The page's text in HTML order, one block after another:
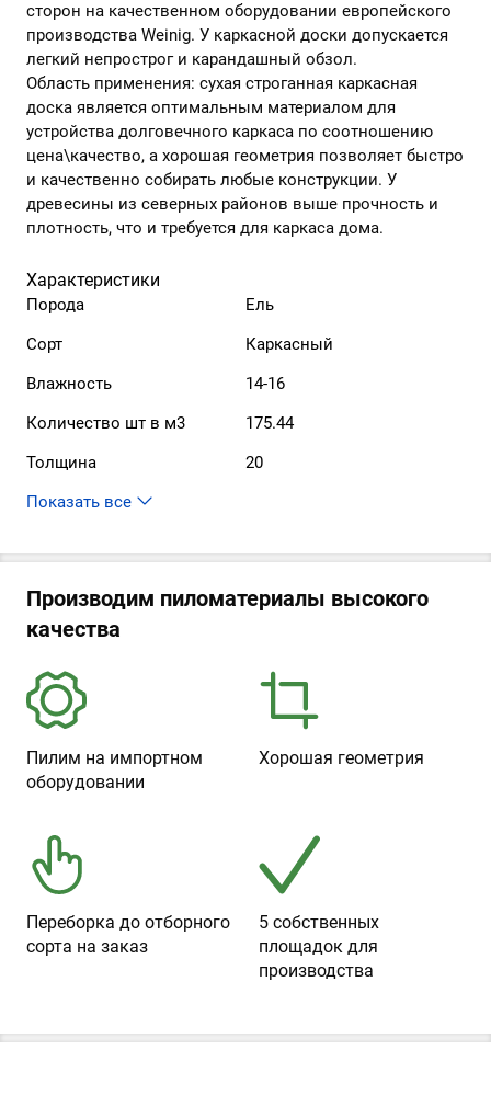
сторон на качественном оборудовании европейского
производства Weinig. У каркасной доски допускается
легкий непрострог и карандашный обзол.
Область применения: сухая строганная каркасная
доска является оптимальным материалом для
устройства долговечного каркаса по соотношению
цена\качество, а хорошая геометрия позволяет быстро
и качественно собирать любые конструкции. У
древесины из северных районов выше прочность и
плотность, что и требуется для каркаса дома.
Характеристики
Порода
Ель
Сорт
Каркасный
Влажность
14-16
Количество шт в м3
175.44
Толщина
20
Производим пиломатериалы высокого
качества
Пилим на импортном
оборудовании
Хорошая геометрия
Переборка до отборного
сорта на заказ
5 собственных
площадок для
производства